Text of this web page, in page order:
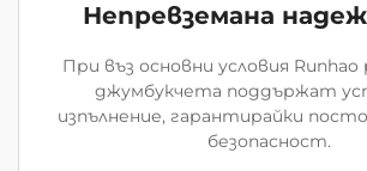
Непревземана
При въз основни условия
джумбукчета поддържат
изпълнение, гарантирайки
безопасност.